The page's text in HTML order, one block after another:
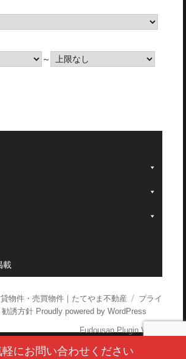
～
載
物件・売買物件｜たてやま不動産
プライ
勧誘方針 Proudly powered by WordPress
Fudousan Plugin Ver.1.9.7
軽にお問い合わせください